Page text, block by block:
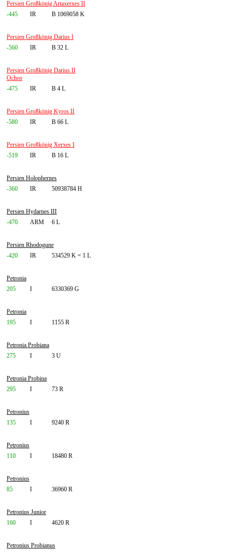
Persien Großkönig Artaxerxes II
-445
IR B 1069058 K
Persien Großkönig Darius I
-560
IR B 32 L
Persien Großkönig Darius II
Ochos
-475
IR B 4 L
Persien Großkönig Kyros II
-580
IR B 66 L
Persien Großkönig Xerxes I
-519
IR B 16 L
Persien Holophernes
-360
IR 50938784 H
Persien Hydarnes III
-470
ARM 6 L
Persien Rhodogune
-420
IR 534529 K = 1 L
Petronia
205
I 6330369 G
Petronia
195
I 1155 R
Petronia Probiana
275
I 3 U
Petronia Probina
295
I 73 R
Petronius
135
I 9240 R
Petronius
110
I 18480 R
Petronius
85
I 36960 R
Petronius Junior
160
I 4620 R
Petronius Probianus